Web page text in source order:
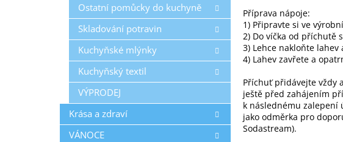
Ostatní pomůcky do kuchyně
Skladování potravin
Kuchyňské mlýnky
Kuchyňský textil
VÝPRODEJ
Krása a zdraví
VÁNOCE
Příprava nápoje:
1) Připravte si ve
2) Do víčka od příchutě
3) Lehce nakloňte
4) Lahev zavřete a
Příchuť přidávejte vždy
ještě před zahájením
k následnému zalepení
jako odměrka pro
Sodastream).